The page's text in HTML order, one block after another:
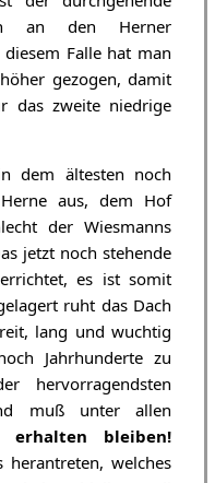
an den Herner
Falle hat man
gezogen, damit
das zweite niedrige
dem ältesten noch
aus, dem Hof
der Wiesmanns
jetzt noch stehende
errichtet, es ist somit
ruht das Dach
lang und wuchtig
Jahrhunderte zu
hervorragendsten
muß unter allen
erhalten bleiben!
welches